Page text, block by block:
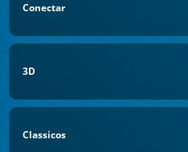
Conectar
3D
Classicos